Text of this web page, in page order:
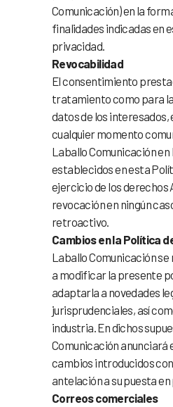
Comunicación) en la
finalidades indicadas en
privacidad.
Revocabilidad
El consentimiento
tratamiento como para
datos de los interesados,
cualquier momento
Laballo Comunicación
establecidos en esta
ejercicio de los derechos
revocación en ningún
retroactivo.
Cambios en la Política
Laballo Comunicación
a modificar la presente
adaptarla a novedades
jurisprudenciales, así
industria. En dichos
Comunicación anunciará
cambios introducidos
antelación a su puesta
Correos comerciales